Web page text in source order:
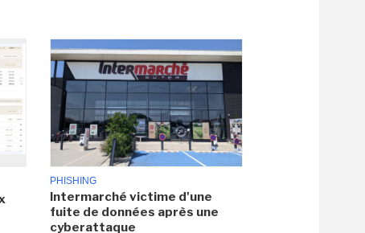
PHISHING
Intermarché victime d'une
fuite de données après une
cyberattaque